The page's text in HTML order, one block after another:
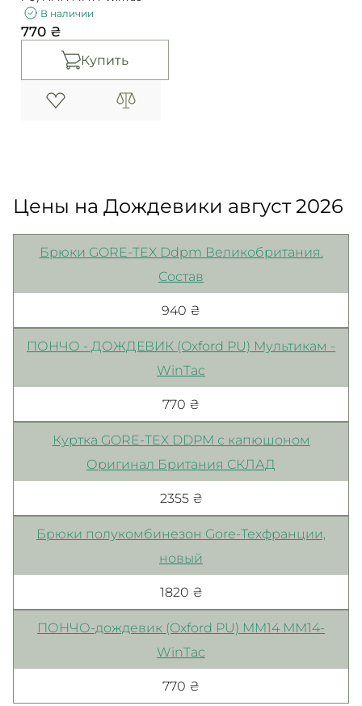
В наличии
770 ₴
Купить
Цены на Дождевики август 2026
Брюки GORE-TEX Ddpm Великобритания.
Состав
940 ₴
ПОНЧО - ДОЖДЕВИК (Oxford PU) Мультикам -
WinTac
770 ₴
Куртка GORE-TEX DDPM с капюшоном
Оригинал Британия СКЛАД
2355 ₴
Брюки полукомбинезон Gore-Техфранции,
новый
1820 ₴
ПОНЧО-дождевик (Oxford PU) MM14 ММ14-
WinTac
770 ₴